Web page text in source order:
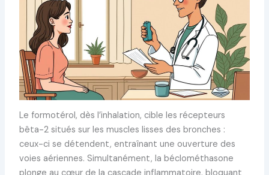
Le formotérol, dès l’inhalation, cible les récepteurs
bêta-2 situés sur les muscles lisses des bronches :
ceux-ci se détendent, entraînant une ouverture des
voies aériennes. Simultanément, la béclométhasone